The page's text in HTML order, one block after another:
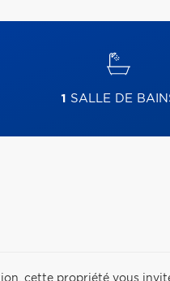
1 SALLE DE
cette propriété vous